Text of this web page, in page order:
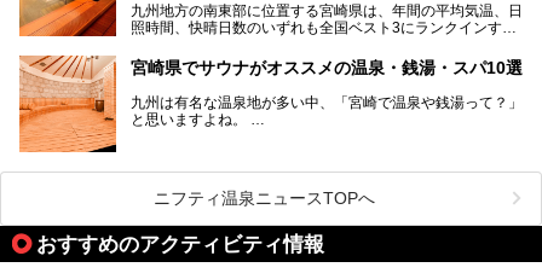
九州地方の南東部に位置する宮崎県は、年間の平均気温、日
照時間、快晴日数のいずれも全国ベスト3にランクインする
青空が彩る、鮮やかな自然の景観が魅力です。断崖と滝が神
秘的な高千穂峡や、「鬼の洗濯板」と呼ばれる岩に囲まれた
青島、霧島連山を望むえびの高原、青い空と海が続く日南海
岸など、自然を満喫できる見どころは県内全域に広がってい
ます。
宮崎県でサウナがオススメの温泉・銭湯・スパ10選
九州は有名な温泉地が多い中、「宮崎で温泉や銭湯って？」
と思いますよね。
あるんです。
宮崎など都市の中心部から、離れた所にある温泉旅館などに
ぜひ参考にして、宮崎でのサウナライフを楽しみましょう！
ニフティ温泉ニュースTOPへ
おすすめのアクティビティ情報